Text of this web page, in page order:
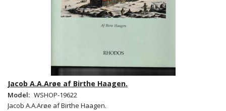
Jacob A.A.Arøe af Birthe Haagen.
Model: WSHOP-19622
Jacob A.A.Arøe af Birthe Haagen.